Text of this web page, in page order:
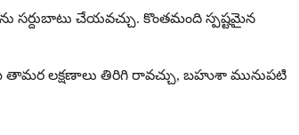
చేయవచ్చు. కొంతమంది స్పష్టమైన
తామర లక్షణాలు తిరిగి రావచ్చు, బహుశా మునుపటి